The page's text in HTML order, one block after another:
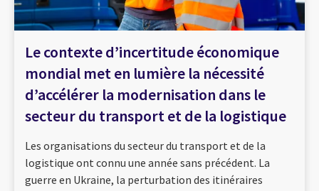
Le contexte d’incertitude économique
mondial met en lumière la nécessité
d’accélérer la modernisation dans le
secteur du transport et de la logistique
Les organisations du secteur du transport et de la
logistique ont connu une année sans précédent. La
guerre en Ukraine, la perturbation des itinéraires